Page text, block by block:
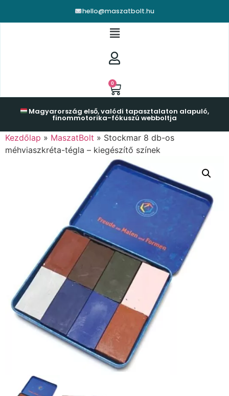
hello@maszatbolt.hu
0
Magyarország első, valódi tapasztalaton alapuló,
finommotorika-fókuszú webboltja
Kezdőlap » MaszatBolt » Stockmar 8 db-os
méhviaszkréta-tégla – kiegészítő színek